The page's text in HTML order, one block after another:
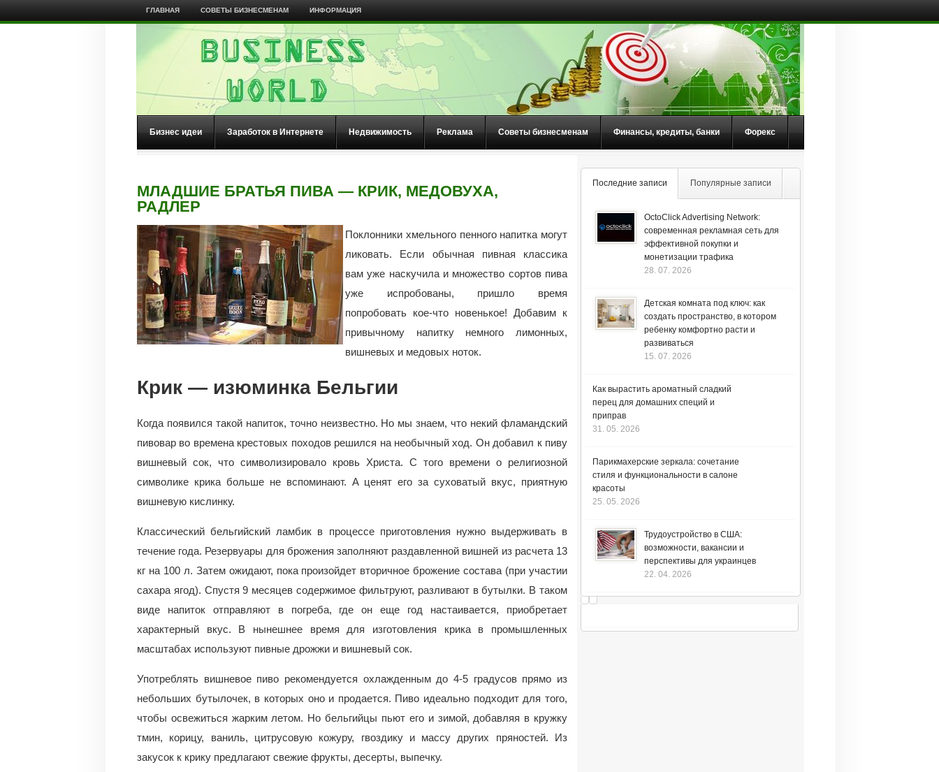
ГЛАВНАЯ СОВЕТЫ БИЗНЕСМЕНАМ ИНФОРМАЦИЯ
Бизнес идеи Заработок в Интернете Недвижимость Реклама Советы бизнесменам Финансы, кредиты, банки Форекс
МЛАДШИЕ БРАТЬЯ ПИВА — КРИК, МЕДОВУХА,
РАДЛЕР
Поклонники хмельного пенного напитка могут
ликовать. Если обычная пивная классика
вам уже наскучила и множество сортов пива
уже испробованы, пришло время
попробовать кое-что новенькое! Добавим к
привычному напитку немного лимонных,
вишневых и медовых ноток.
Крик — изюминка Бельгии
Когда появился такой напиток, точно неизвестно. Но мы знаем, что некий фламандский
пивовар во времена крестовых походов решился на необычный ход. Он добавил к пиву
вишневый сок, что символизировало кровь Христа. С того времени о религиозной
символике крика больше не вспоминают. А ценят его за суховатый вкус, приятную
вишневую кислинку.
Классический бельгийский ламбик в процессе приготовления нужно выдерживать в
течение года. Резервуары для брожения заполняют раздавленной вишней из расчета 13
кг на 100 л. Затем ожидают, пока произойдет вторичное брожение состава (при участии
сахара ягод). Спустя 9 месяцев содержимое фильтруют, разливают в бутылки. В таком
виде напиток отправляют в погреба, где он еще год настаивается, приобретает
характерный вкус. В нынешнее время для изготовления крика в промышленных
масштабах используют пивные дрожжи и вишневый сок.
Употреблять вишневое пиво рекомендуется охлажденным до 4-5 градусов прямо из
небольших бутылочек, в которых оно и продается. Пиво идеально подходит для того,
чтобы освежиться жарким летом. Но бельгийцы пьют его и зимой, добавляя в кружку
тмин, корицу, ваниль, цитрусовую кожуру, гвоздику и массу других пряностей. Из
закусок к крику предлагают свежие фрукты, десерты, выпечку.
Последние записи Популярные записи
OctoClick Advertising Network:
современная рекламная сеть для
эффективной покупки и
монетизации трафика
28. 07. 2026
Детская комната под ключ: как
создать пространство, в котором
ребенку комфортно расти и
развиваться
15. 07. 2026
Как вырастить ароматный сладкий
перец для домашних специй и
приправ
31. 05. 2026
Парикмахерские зеркала: сочетание
стиля и функциональности в салоне
красоты
25. 05. 2026
Трудоустройство в США:
возможности, вакансии и
перспективы для украинцев
22. 04. 2026